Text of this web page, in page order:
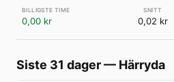
0,00 kr 0,02 kr
Siste 31 dager— Härryda